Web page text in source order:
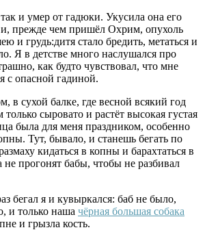
и умер от гадюки. Укусила она его
и, прежде чем пришёл Охрим, опухоль
и грудь:дитя стало бредить, метаться и
Я в детстве много наслушался про
как будто чувствовал, что мне
с опасной гадиной.
в сухой балке, где весной всякий год
сыровато и растёт высокая густая
была для меня праздником, особенно
Тут, бывало, и станешь бегать по
кидаться в копны и барахтаться в
прогонят бабы, чтобы не разбивал
бегал я и кувыркался: баб не было,
и только наша чёрная большая собака
и грызла кость.